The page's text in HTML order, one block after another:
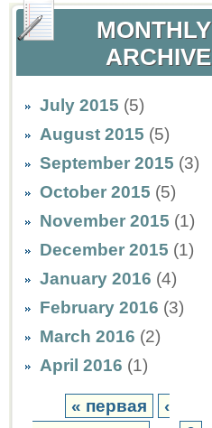
MONTHLY
ARCHIVE
July 2015 (5)
August 2015 (5)
September 2015 (3)
October 2015 (5)
November 2015 (1)
December 2015 (1)
January 2016 (4)
February 2016 (3)
March 2016 (2)
April 2016 (1)
« первая
‹